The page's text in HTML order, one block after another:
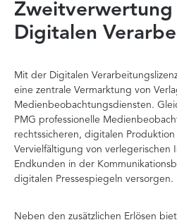
Digitalen
Mit der Digitalen
eine zentrale Vermarktung von
Medienbeobachtungsdiensten.
PMG professionelle
rechtssicheren, digitalen
Vervielfältigung von verlegerischen
Endkunden in der
digitalen Pressespiegeln versorgen.
Neben den zusätzlichen Erlösen